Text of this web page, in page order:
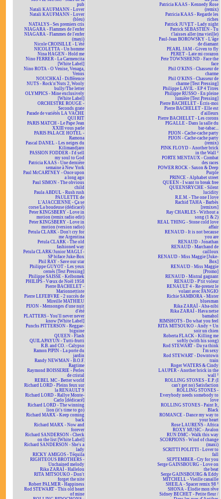
pub
Natali KAUFMANN - Lover
Natali KAUFMANN - Lover
(bleu)
NATALYS - Ses premiers cris
NIAGARA - Flammes de l'enfer
NIAGARA - Flammes de l'enfer
(maxi)
Nicole CROISILLE - L'été
NICOLETTA - Un homme
Nina HAGEN - Hold me
Nino FERRER - La Carmencita
[White Label]
Nino ROTA - O Venise, Venaga,
Venus
NOUCHKAÏ - Différence
NUTS - Rock'n'Nuts 2, Wooly
bully/The letter
OLYMPICS - Mine exclusively
[White Label]
ORCHESTRE ROUGE -
Seconds grate
Parade de variétés LA VACHE
QUI RIT
PARIS MATCH - Le Pape Jean
XXIII vous parle
PARIS PALACE HOTEL -
Ramona
Pascal DANEL - Les neiges du
Kilimandjaro
PASSION FODDER - I'd sell
my soul to God
Patricia KAAS - Une dernière
semaine à New York
Paul McCARTNEY - Once upon
a long ago
Paul SIMON - The obvious
child
Paula ABDUL - Rush rush
PAULETTE de
L'AJACCIENNE - Ça se
corse/La boudeuse (dédicacé)
Peter KINGSBERY - Love in
motion (remix radio edit)
Peter KINGSBERY - Love in
motion (version radio)
Petula CLARK - Don't cry for
me Argentina
Petula CLARK - The old
fashioned way
Petula CLARK/Junior MAGLI -
SP biface Juke-Box
Phil RAY - Save our star
Philippe GUYOT - Les yeux
cernés [Test Pressing]
Philippe SAISSE - Kelbomek
PHILIPS - Vœux de Noël 1958
Pierre BACHELET -
Marionnettiste
Pierre LEFEBVRE - 2 succès de
Mireille MATHIEU
PIJON - Mensonges d'une nuit
d'été
PLATTERS - You'll never never
know [White Label]
Punchs PITTERSON - Reggae-
biguine
QUEEN - Flash
QUILAPAYUN - Tutti-frutti
R.B. and CO. - Calypso
Ramon PIPIN - La porte du
jardin
Randy NEWMAN - B.O.F.
Ragtime
Raymond BOISSERIE - Perles
de cristal
REBEL MC - Better world
Richard LORD - Pleins feux sur
la RENAULT 9
Richard LORD - Rallye Monte-
Carlo [dédicacé]
Richard LORD - The winning
lion (it's time to go)
Richard MARX - Keep coming
back
Richard MARX - Now and
forever
Richard SANDERSON - Check
on the list [White Label]
Richard SANDERSON - She's a
lady
RICKY AMIGOS - Téquila
RIGHTEOUS BROTHERS -
Unchained melody
Rika ZARAÏ - Hallelou
RITA MITSOUKO - Don't
forget the nite
Robert PALMER - Happiness
Rod STEWART - This old heart
of mine
Patricia KAAS - Kennedy Rose
(remix)
Patricia KAAS - Regarde les
riches
Patrick JUVET - Lady night
Patrick SÉBASTIEN - Tu
t'laisses aller (ma vieille)
Paul-Jean BOROWSKY - L'âge
de diamant
PEARL JAM - Given to fly
PERET - Late mi corazon
Pete TOWNSHEND - Face the
face
Phil O'KINS - Chasseur de
charme
Phil O'KINS - Chasseur de
charme [Test Pressing]
Philippe LAVIL - EP 4 Titres
Philippe RUSSO - En pleine
lumière [Test Pressing]
Pierre BACHELET - Écris-moi
Pierre BACHELET - Elle est
d'ailleurs
Pierre BACHELET - Les corons
PIGALLE - Dans la salle du
bar-tabac...
PIJON - Cache-cache party
PIJON - Cache-cache party
(remix)
PINK FLOYD - Another brick
in the Wall ²
PORTE MENTAUX - Combat
des races
POWER ROCK - Saxon & Deep
Purple
PRINCE - Alphabet street
QUEEN - I want to break free
QUEENSRYCHE - Silent
lucidity
R.E.M. - The one I love
Rachid TAHA - Barbès
[remixes]
Ray CHARLES - Without a
song (1 & 2)
REAL THING - Stone cold love
affair
RENAUD - It is not because
you are
RENAUD - Jonathan
RENAUD - Marchand de
cailloux
RENAUD - Miss Maggie [Juke-
Box]
RENAUD - Miss Maggie
[Promo]
RENAUD - Mistral gagnant
RENAUD - P'tit voleur
RENAULT 4 - Re-prenez le
volant avec FANGIO
Richie SAMBORA - Mister
bluesman
Rika ZARAÏ - Aba-nibi
Rika ZARAÏ - Hava netse
bamahol
RIMSHOTS - Do what you feel
RITA MITSOUKO - Andy + Un
soir un chien
Roberta FLACK - Killing me
softly (with his song)
Rod STEWART - Da ya think
I'm sexy
Rod STEWART - Downtown
train
Roger WATERS & Cindy
LAUPER - Another brick in the
wall ²
ROLLING STONES - E.P. (I
can't get no) Satisfaction
ROLLING STONES -
Everybody needs somebody to
love
ROLLING STONES - Paint It,
Black
ROMANCE - Dance my way to
your heart
Rose LAURENS - Africa
ROXY MUSIC - Avalon
RUN DMC - Walk this way
SCORPIONS - Wind of change
(maxi)
SCRITTI POLITTI - Lover to
fall
SEPTEMBER - Cry for you
Serge GAINSBOURG - Love on
the beat
Serge GAINSBOURG & Eddy
MITCHELL - Vieille canaille
SHEILA - Spacer remix 98 ²
SHONA - Elodie mon rêve
Sidney BECHET - Petite fleur /